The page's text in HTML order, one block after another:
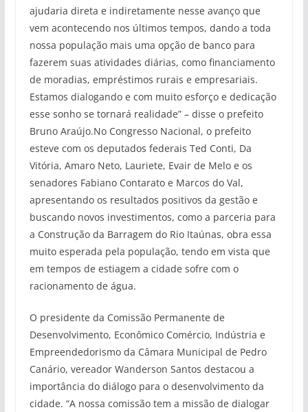
ajudaria direta e indiretamente nesse avanço que
vem acontecendo nos últimos tempos, dando a toda
nossa população mais uma opção de banco para
fazerem suas atividades diárias, como financiamento
de moradias, empréstimos rurais e empresariais.
Estamos dialogando e com muito esforço e dedicação
esse sonho se tornará realidade” – disse o prefeito
Bruno Araújo.No Congresso Nacional, o prefeito
esteve com os deputados federais Ted Conti, Da
Vitória, Amaro Neto, Lauriete, Evair de Melo e os
senadores Fabiano Contarato e Marcos do Val,
apresentando os resultados positivos da gestão e
buscando novos investimentos, como a parceria para
a Construção da Barragem do Rio Itaúnas, obra essa
muito esperada pela população, tendo em vista que
em tempos de estiagem a cidade sofre com o
racionamento de água.
O presidente da Comissão Permanente de
Desenvolvimento, Econômico Comércio, Indústria e
Empreendedorismo da Câmara Municipal de Pedro
Canário, vereador Wanderson Santos destacou a
importância do diálogo para o desenvolvimento da
cidade. “A nossa comissão tem a missão de dialogar